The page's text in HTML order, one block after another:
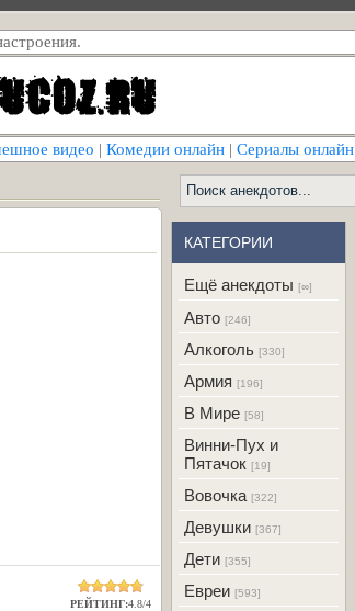
видео | Комедии онлайн | Сериалы онлайн
РЕЙТИНГ:4.8/4
КАТЕГОРИИ
Ещё анекдоты [∞]
Авто [246]
Алкоголь [330]
Армия [196]
В Мире [58]
Винни-Пух и
Пятачок [19]
Вовочка [322]
Девушки [367]
Дети [355]
Евреи [593]